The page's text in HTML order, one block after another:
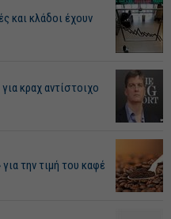
και κλάδοι έχουν
κραχ αντίστοιχο
την τιμή του καφέ